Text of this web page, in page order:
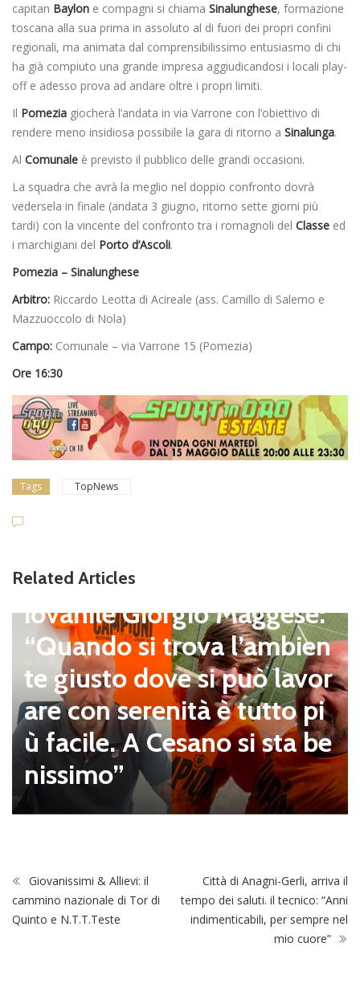
capitan Baylon e compagni si chiama Sinalunghese, formazione
toscana alla sua prima in assoluto al di fuori dei propri confini
regionali, ma animata dal comprensibilissimo entusiasmo di chi
ha già compiuto una grande impresa aggiudicandosi i locali play-
off e adesso prova ad andare oltre i propri limiti.
Il Pomezia giocherà l’andata in via Varrone con l’obiettivo di
rendere meno insidiosa possibile la gara di ritorno a Sinalunga.
Al Comunale è previsto il pubblico delle grandi occasioni.
La squadra che avrà la meglio nel doppio confronto dovrà
vedersela in finale (andata 3 giugno, ritorno sette giorni più
tardi) con la vincente del confronto tra i romagnoli del Classe ed
i marchigiani del Porto d’Ascoli.
Pomezia – Sinalunghese
Arbitro: Riccardo Leotta di Acireale (ass. Camillo di Salerno e
Mazzuoccolo di Nola)
Campo: Comunale – via Varrone 15 (Pomezia)
Ore 16:30
Tags TopNews
Related Articles
Cesano, il DS del settore g
iovanile Giorgio Maggese:
“Quando si trova l’ambien
te giusto dove si può lavor
are con serenità è tutto pi
ù facile. A Cesano si sta be
nissimo”
Giovanissimi & Allievi: il
cammino nazionale di Tor di
Quinto e N.T.T.Teste
Città di Anagni-Gerli, arriva il
tempo dei saluti. il tecnico: “Anni
indimenticabili, per sempre nel
mio cuore”